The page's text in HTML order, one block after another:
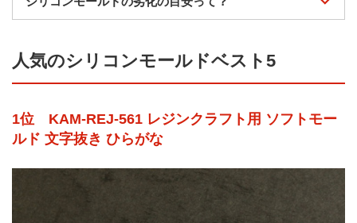
人気のシリコンモールドベスト5
1位 KAM-REJ-561 レジンクラフト用 ソフトモー
ルド 文字抜き ひらがな